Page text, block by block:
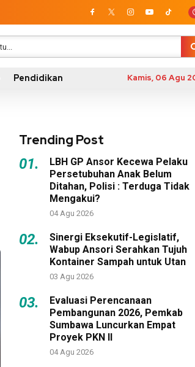
Pendidikan Kamis, 06 Agu
Trending Post
01.
LBH GP Ansor Kecewa Pelaku
Persetubuhan Anak Belum
Ditahan, Polisi : Terduga Tidak
Mengakui?
04 Agu 2026
02.
Sinergi Eksekutif-Legislatif,
Wabup Ansori Serahkan Tujuh
Kontainer Sampah untuk Utan
03 Agu 2026
03.
Evaluasi Perencanaan
Pembangunan 2026, Pemkab
Sumbawa Luncurkan Empat
Proyek PKN II
04 Agu 2026